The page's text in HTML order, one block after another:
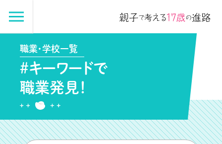
職業・学校一覧
#キーワードで
職業発見！